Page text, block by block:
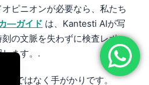
ピニオンが必要なら、私たち
―ガイド は、Kantesti AIが写
の文脈を失わずに検査レポー
します。.
断ではなく手がかりです。